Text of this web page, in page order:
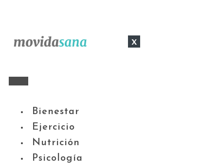
x
Bienestar
Ejercicio
Nutrición
Psicología